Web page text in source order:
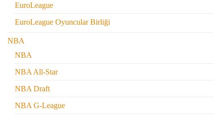
EuroLeague
EuroLeague Oyuncular Birliği
NBA
NBA
NBA All-Star
NBA Draft
NBA G-League